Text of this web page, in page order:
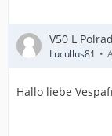
V50 L
Lucullus81
Hallo liebe